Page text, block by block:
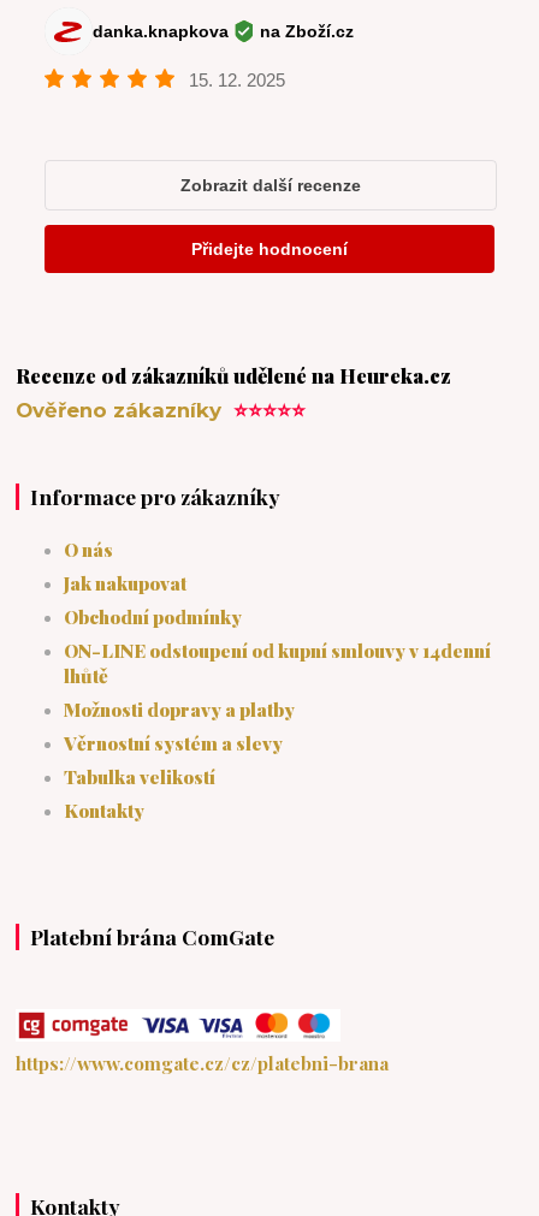
Recenze od zákazníků udělené na Heureka.cz
Ověřeno zákazníky⭐⭐⭐⭐⭐
Informace pro zákazníky
O nás
Jak nakupovat
Obchodní podmínky
ON-LINE odstoupení od kupní smlouvy v 14denní
lhůtě
Možnosti dopravy a platby
Věrnostní systém a slevy
Tabulka velikostí
Kontakty
Platební brána ComGate
https://www.comgate.cz/cz/platebni-brana
Kontakty